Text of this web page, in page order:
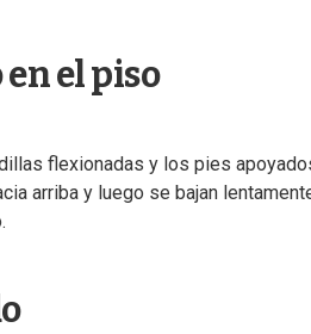
en el piso
flexionadas y los pies
arriba y luego se bajan